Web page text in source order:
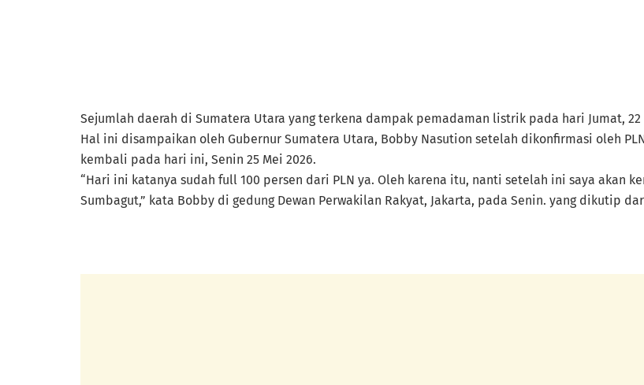
Sejumlah daerah di Sumatera Utara yang terkena dampak pemadaman listrik pada hari Jumat,
Hal ini disampaikan oleh Gubernur Sumatera Utara, Bobby Nasution setelah dikonfirmasi oleh
kembali pada hari ini, Senin 25 Mei 2026.
“Hari ini katanya sudah full 100 persen dari PLN ya. Oleh karena itu, nanti setelah ini saya akan
Sumbagut,” kata Bobby di gedung Dewan Perwakilan Rakyat, Jakarta, pada Senin. yang dikutip